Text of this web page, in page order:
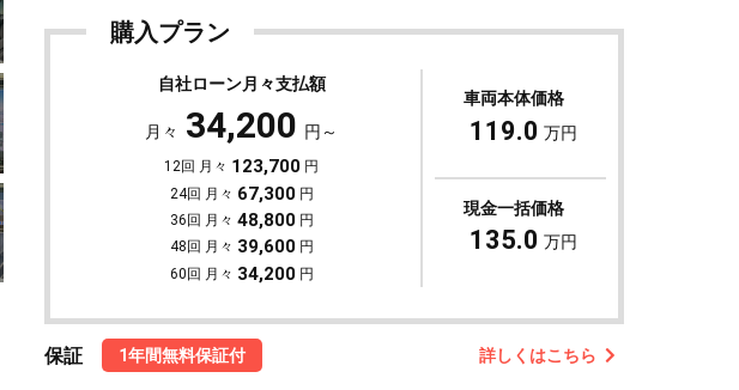
購入プラン
自社ローン月々支払額
月々 34,200 円～
12回 月々 123,700 円
24回 月々 67,300 円
36回 月々 48,800 円
48回 月々 39,600 円
60回 月々 34,200 円
車両本体価格
119.0 万円
現金一括価格
135.0 万円
保証 1年間無料保証付 詳しくはこちら